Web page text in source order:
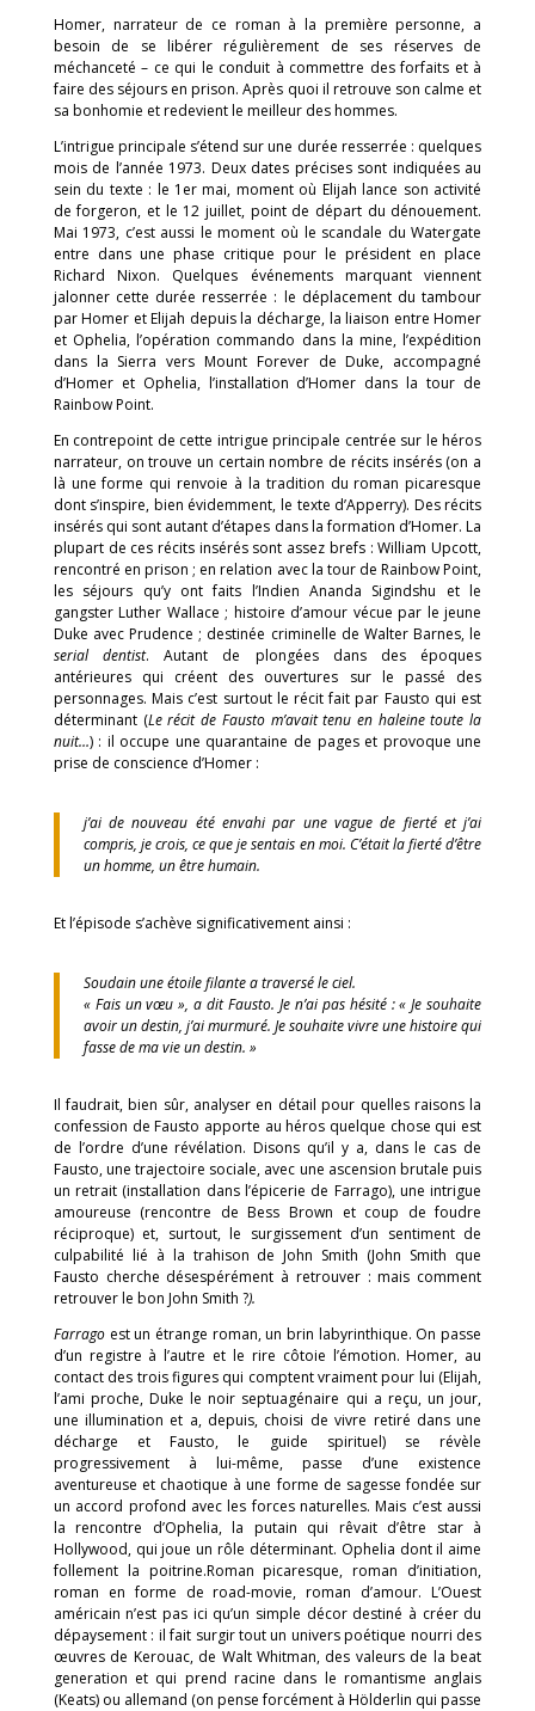
Homer, narrateur de ce roman à la première personne, a
besoin de se libérer régulièrement de ses réserves de
méchanceté – ce qui le conduit à commettre des forfaits et à
faire des séjours en prison. Après quoi il retrouve son calme et
sa bonhomie et redevient le meilleur des hommes.
L’intrigue principale s’étend sur une durée resserrée : quelques
mois de l’année 1973. Deux dates précises sont indiquées au
sein du texte : le 1er mai, moment où Elijah lance son activité
de forgeron, et le 12 juillet, point de départ du dénouement.
Mai 1973, c’est aussi le moment où le scandale du Watergate
entre dans une phase critique pour le président en place
Richard Nixon. Quelques événements marquant viennent
jalonner cette durée resserrée : le déplacement du tambour
par Homer et Elijah depuis la décharge, la liaison entre Homer
et Ophelia, l’opération commando dans la mine, l’expédition
dans la Sierra vers Mount Forever de Duke, accompagné
d’Homer et Ophelia, l’installation d’Homer dans la tour de
Rainbow Point.
En contrepoint de cette intrigue principale centrée sur le héros
narrateur, on trouve un certain nombre de récits insérés (on a
là une forme qui renvoie à la tradition du roman picaresque
dont s’inspire, bien évidemment, le texte d’Apperry). Des récits
insérés qui sont autant d’étapes dans la formation d’Homer. La
plupart de ces récits insérés sont assez brefs : William Upcott,
rencontré en prison ; en relation avec la tour de Rainbow Point,
les séjours qu’y ont faits l’Indien Ananda Sigindshu et le
gangster Luther Wallace ; histoire d’amour vécue par le jeune
Duke avec Prudence ; destinée criminelle de Walter Barnes, le
serial dentist. Autant de plongées dans des époques
antérieures qui créent des ouvertures sur le passé des
personnages. Mais c’est surtout le récit fait par Fausto qui est
déterminant (Le récit de Fausto m’avait tenu en haleine toute la
nuit…) : il occupe une quarantaine de pages et provoque une
prise de conscience d’Homer :
j’ai de nouveau été envahi par une vague de fierté et j’ai
compris, je crois, ce que je sentais en moi. C’était la fierté d’être
un homme, un être humain.
Et l’épisode s’achève significativement ainsi :
Soudain une étoile filante a traversé le ciel.
« Fais un vœu », a dit Fausto. Je n’ai pas hésité : « Je souhaite
avoir un destin, j’ai murmuré. Je souhaite vivre une histoire qui
fasse de ma vie un destin. »
Il faudrait, bien sûr, analyser en détail pour quelles raisons la
confession de Fausto apporte au héros quelque chose qui est
de l’ordre d’une révélation. Disons qu’il y a, dans le cas de
Fausto, une trajectoire sociale, avec une ascension brutale puis
un retrait (installation dans l’épicerie de Farrago), une intrigue
amoureuse (rencontre de Bess Brown et coup de foudre
réciproque) et, surtout, le surgissement d’un sentiment de
culpabilité lié à la trahison de John Smith (John Smith que
Fausto cherche désespérément à retrouver : mais comment
retrouver le bon John Smith ?).
Farrago est un étrange roman, un brin labyrinthique. On passe
d’un registre à l’autre et le rire côtoie l’émotion. Homer, au
contact des trois figures qui comptent vraiment pour lui (Elijah,
l’ami proche, Duke le noir septuagénaire qui a reçu, un jour,
une illumination et a, depuis, choisi de vivre retiré dans une
décharge et Fausto, le guide spirituel) se révèle
progressivement à lui-même, passe d’une existence
aventureuse et chaotique à une forme de sagesse fondée sur
un accord profond avec les forces naturelles. Mais c’est aussi
la rencontre d’Ophelia, la putain qui rêvait d’être star à
Hollywood, qui joue un rôle déterminant. Ophelia dont il aime
follement la poitrine.Roman picaresque, roman d’initiation,
roman en forme de road-movie, roman d’amour. L’Ouest
américain n’est pas ici qu’un simple décor destiné à créer du
dépaysement : il fait surgir tout un univers poétique nourri des
œuvres de Kerouac, de Walt Whitman, des valeurs de la beat
generation et qui prend racine dans le romantisme anglais
(Keats) ou allemand (on pense forcément à Hölderlin qui passe